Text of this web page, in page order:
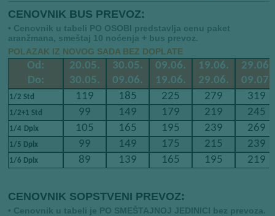
CENOVNIK BUS PREVOZ:
• Cenovnik u tabeli PO OSOBI predstavlja cenu paket
aranžmana, smeštaj 10 noćenja + bus prevoz.
POLAZAK IZ NOVOG SADA BEZ DOPLATE
Od:
Do:
20.05.
30.05.
30.05.
09.06.
09.06.
19.06.
19.06.
29.06.
29.06.
09.07.
1/2 Std 119 185 225 279 319
1/2+1 Std 99 149 179 219 245
1/4 Dplx 105 165 195 239 269
1/5 Dplx 99 149 175 215 239
1/6 Dplx 89 139 165 195 219
CENOVNIK SOPSTVENI PREVOZ:
• Cenovnik u tabeli je PO SMEŠTAJNOJ JEDINICI bez prevoza.